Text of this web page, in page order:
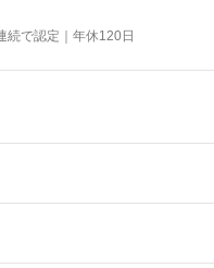
続で認定｜年休120日